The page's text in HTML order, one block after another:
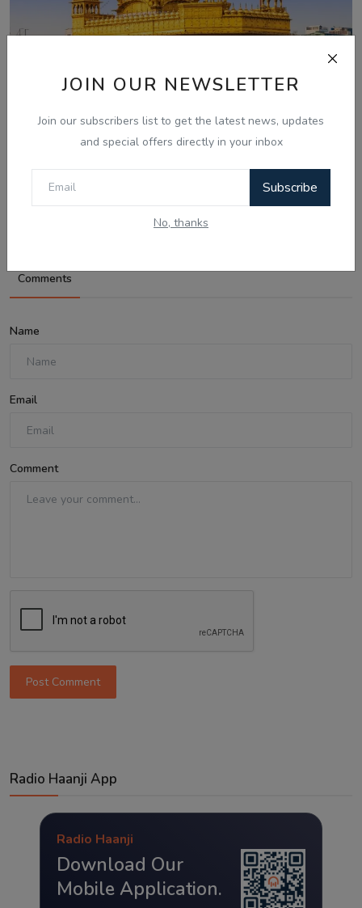
JOIN OUR NEWSLETTER
Join our subscribers list to get the latest news, updates
and special offers directly in your inbox
Subscribe
No, thanks
ਸ੍ਰੀ ਹਰਿਮੰਦਰ ਸਾਹਿਬ ਤੋਂ ਪਾਵਨ ਗੁਰਬਾਣੀ ਦਾ ਪ੍ਰਸਾਰਣ ਹੁਣ
ਦੁਨੀਆ ਭਰ ਦੇ 1...
Comments
Name
Email
Comment
Post Comment
Radio Haanji App
Radio Haanji
Download Our
Mobile Application.